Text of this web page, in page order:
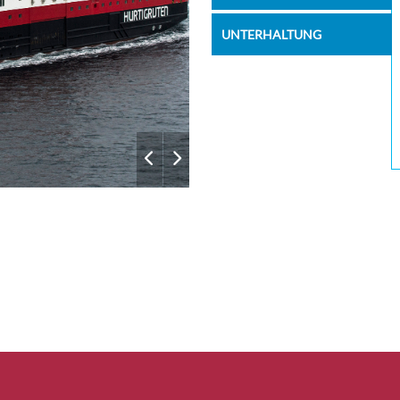
04:35 04:50
07:10 07:45
11:00 11:30
14:15 18:15
22:10 22:25
16:40 17:00
UNTERHALTUNG